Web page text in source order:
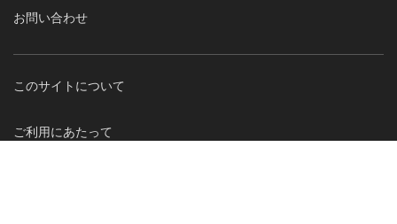
お問い合わせ
このサイトについて
ご利用にあたって